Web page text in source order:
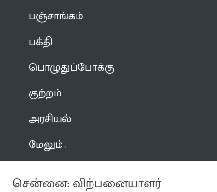
பஞ்சாங்கம்
பக்தி
பொழுதுப்போக்கு
குற்றம்
அரசியல்
மேலும்
சென்னை: விற்பனையாளர்